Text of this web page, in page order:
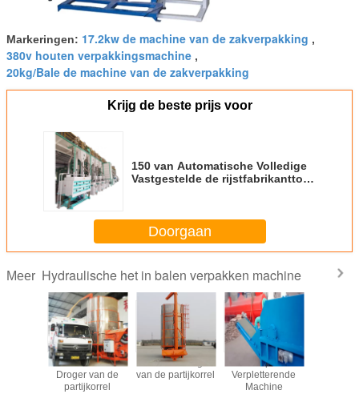
Markeringen: 17.2kw de machine van de zakverpakking ,
380v houten verpakkingsmachine ,
20kg/Bale de machine van de zakverpakking
Krijg de beste prijs voor
150 van Automatische Volledige
Vastgestelde de rijstfabrikantton
Padie
Doorgaan
Meer Hydraulische het in balen verpakken machine
40000m3/H de
Droger van de
partijkorrel
25m3 de Droger
van de partijkorrel
2.5t/H Papierafval
Verpletterende
Machine